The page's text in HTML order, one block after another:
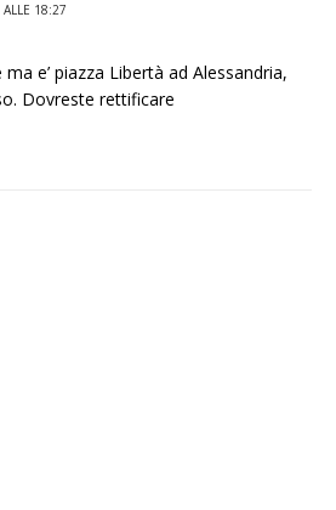
18:27
ma e’ piazza Libertà ad Alessandria,
Dovreste rettificare